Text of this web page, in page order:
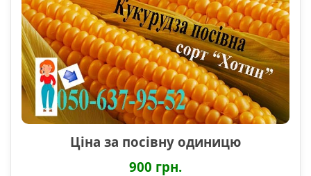
Ціна за посівну одиницю
900 грн.